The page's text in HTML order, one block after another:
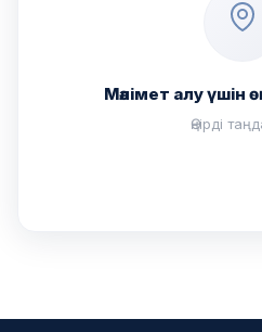
Мәлімет алу үшін
Өңірді